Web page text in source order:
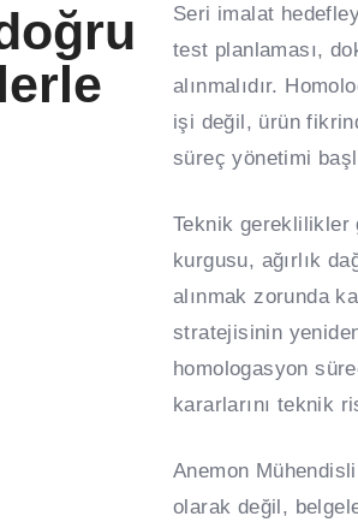
Seri imalat
test planlaması,
alınmalıdır.
işi değil, ürün
süreç yönetimi
Teknik gereklilikler
kurgusu, ağırlık
alınmak zorunda
stratejisinin
homologasyon
kararlarını teknik
Anemon
olarak değil,